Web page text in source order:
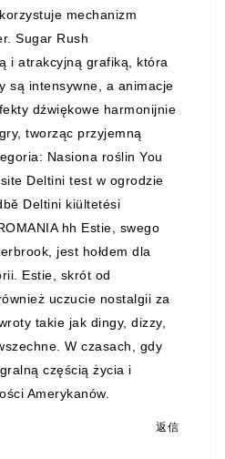
mechanizm
Sugar Rush
i atrakcyjną grafiką, która
są intensywne, a animacje
dźwiękowe harmonijnie
tworząc przyjemną
Nasiona roślin You
Deltini test w ogrodzie
Deltini kiültetési
hh Estie, swego
jest hołdem dla
Estie, skrót od
uczucie nostalgii za
takie jak dingy, dizzy,
W czasach, gdy
częścią życia i
Amerykanów.
返信